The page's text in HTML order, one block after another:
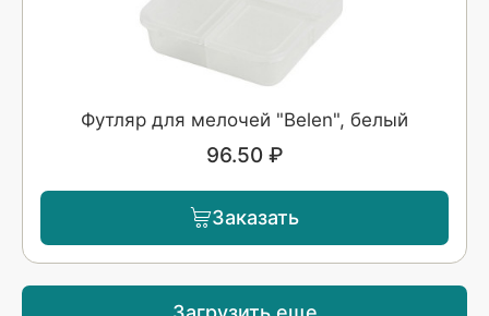
Футляр для мелочей "Belen", белый
96.50 ₽
Заказать